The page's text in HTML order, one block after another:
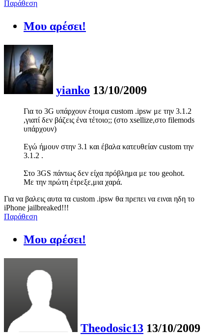
Παράθεση
Μου αρέσει!
yianko 13/10/2009
Για το 3G υπάρχουν έτοιμα custom .ipsw με την 3.1.2
,γιατί δεν βάζεις ένα τέτοιο;; (στο xsellize,στο filemods
υπάρχουν)
Εγώ ήμουν στην 3.1 και έβαλα κατευθείαν custom την
3.1.2 .
Στο 3GS πάντως δεν είχα πρόβλημα με του geohot.
Με την πρώτη έτρεξε,μια χαρά.
Για να βαλεις αυτα τα custom .ipsw θα πρεπει να ειναι ηδη το
iPhone jailbreaked!!!
Παράθεση
Μου αρέσει!
Theodosic13 13/10/2009